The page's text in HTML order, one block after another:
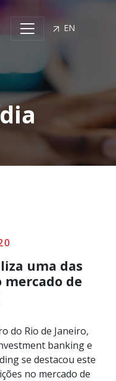
EN
uma das
mercado de
do Rio de Janeiro,
banking e
se destacou este
no mercado de